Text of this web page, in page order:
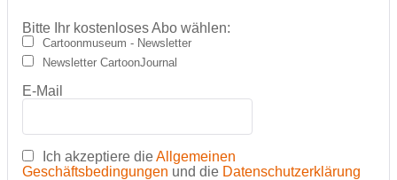
Bitte Ihr kostenloses Abo wählen:
Cartoonmuseum - Newsletter
Newsletter CartoonJournal
E-Mail
Ich akzeptiere dieAllgemeinen
Geschäftsbedingungen und die Datenschutzerklärung